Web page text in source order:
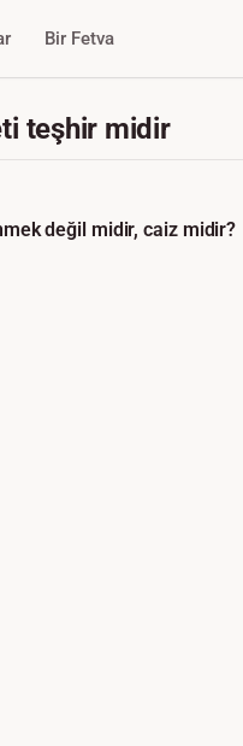
Bir Fetva
teşhir midir
değil midir, caiz midir?